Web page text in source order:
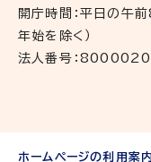
開庁時間：平日の午
年始を除く）
法人番号：
ホームページの利用案内